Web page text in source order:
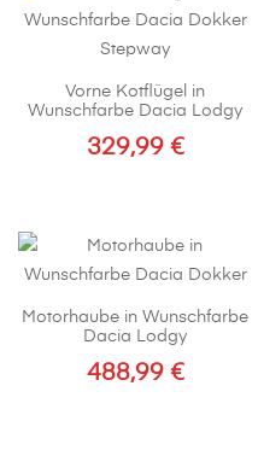
mehrere
Die
können
Produktseite
gewählt
Vorne Kotflügel in
Wunschfarbe Dacia Lodgy
329,99 €
weist
mehrere
auf.
Optionen
Motorhaube in Wunschfarbe
Dacia Lodgy
488,99 €